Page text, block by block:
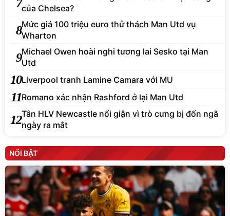
của Chelsea?
8Mức giá 100 triệu euro thử thách Man Utd vụ
Wharton
9Michael Owen hoài nghi tương lai Sesko tại Man
Utd
10Liverpool tranh Lamine Camara với MU
11Romano xác nhận Rashford ở lại Man Utd
12Tân HLV Newcastle nổi giận vì trò cưng bị đốn ngã
ngày ra mắt
NỔI BẬT